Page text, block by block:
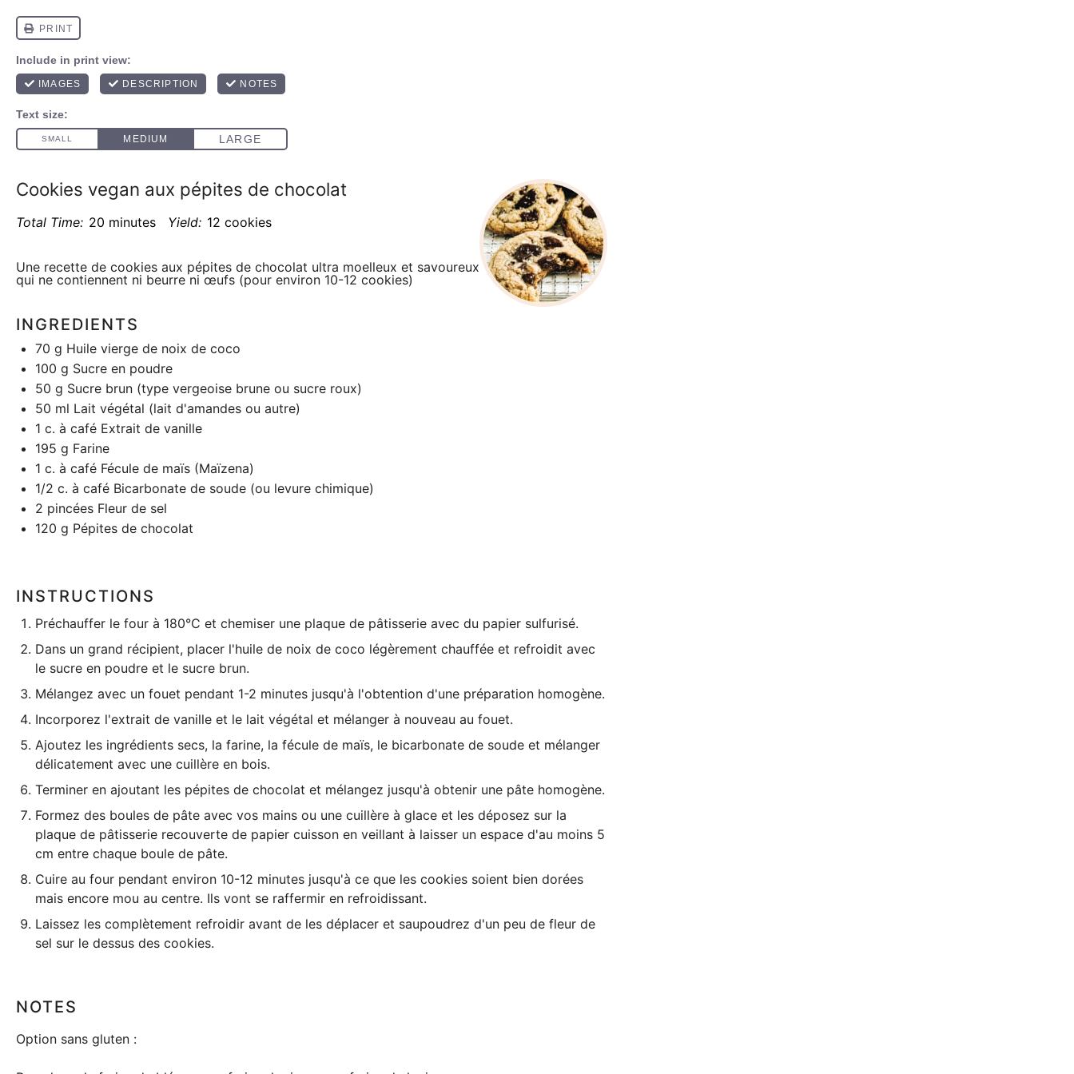
Cookies vegan aux pépites de chocolat
Total Time: 20 minutes Yield: 12 cookies
Une recette de cookies aux pépites de chocolat ultra moelleux et savoureux
qui ne contiennent ni beurre ni œufs (pour environ 10-12 cookies)
INGREDIENTS
70 g Huile vierge de noix de coco
100 g Sucre en poudre
50 g Sucre brun (type vergeoise brune ou sucre roux)
50 ml Lait végétal (lait d'amandes ou autre)
1 c. à café Extrait de vanille
195 g Farine
1 c. à café Fécule de maïs (Maïzena)
1/2 c. à café Bicarbonate de soude (ou levure chimique)
2 pincées Fleur de sel
120 g Pépites de chocolat
INSTRUCTIONS
Préchauffer le four à 180°C et chemiser une plaque de pâtisserie avec du papier sulfurisé.
Dans un grand récipient, placer l'huile de noix de coco légèrement chauffée et refroidit avec
le sucre en poudre et le sucre brun.
Mélangez avec un fouet pendant 1-2 minutes jusqu'à l'obtention d'une préparation homogène.
Incorporez l'extrait de vanille et le lait végétal et mélanger à nouveau au fouet.
Ajoutez les ingrédients secs, la farine, la fécule de maïs, le bicarbonate de soude et mélanger
délicatement avec une cuillère en bois.
Terminer en ajoutant les pépites de chocolat et mélangez jusqu'à obtenir une pâte homogène.
Formez des boules de pâte avec vos mains ou une cuillère à glace et les déposez sur la
plaque de pâtisserie recouverte de papier cuisson en veillant à laisser un espace d'au moins 5
cm entre chaque boule de pâte.
Cuire au four pendant environ 10-12 minutes jusqu'à ce que les cookies soient bien dorées
mais encore mou au centre. Ils vont se raffermir en refroidissant.
Laissez les complètement refroidir avant de les déplacer et saupoudrez d'un peu de fleur de
sel sur le dessus des cookies.
NOTES
Option sans gluten :